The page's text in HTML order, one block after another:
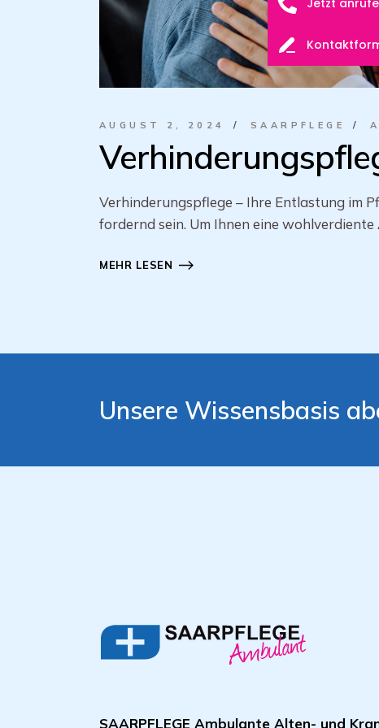
AUGUST 2, 2024 SAARPFLEGE
Verhinderungspflege – Ihre Entlastung im
fordernd sein. Um Ihnen eine
MEHR LESEN
Unsere Wissensbasis
SAARPFLEGE Ambulante Alten- und